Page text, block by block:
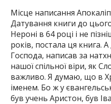
Місце написання
Датування книги до
Нероні в 64 році і не
років, постала ця книга.
Господа, написав за
нашої спільної віри, як
важливо. Я думаю, що в
іменем. Бо ж у
був учень Аристон, був